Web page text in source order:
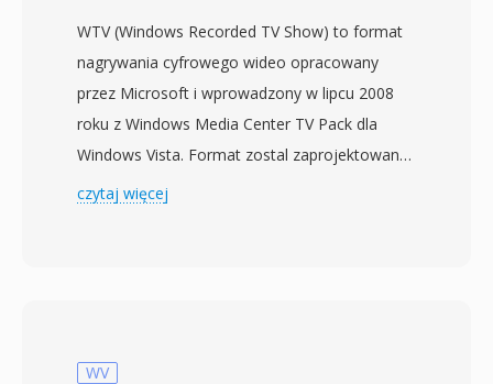
WTV (Windows Recorded TV Show) to format
nagrywania cyfrowego wideo opracowany
przez Microsoft i wprowadzony w lipcu 2008
roku z Windows Media Center TV Pack dla
Windows Vista. Format zostal zaprojektowany
w celu zastapienia wczesniejszego formatu
sciezek audio w formacie AC-3 lub MPEG, wraz
czytaj więcej
WV